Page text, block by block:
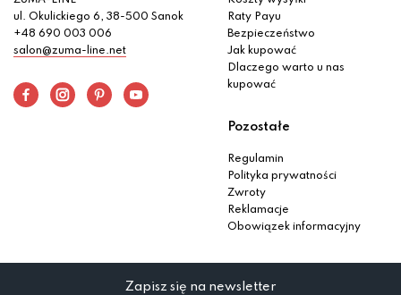
ul. Okulickiego 6, 38-500 Sanok
+48 690 003 006
salon@zuma-line.net
Raty Payu
Bezpieczeństwo
Jak kupować
Dlaczego warto u nas
kupować
Pozostałe
Regulamin
Polityka prywatności
Zwroty
Reklamacje
Obowiązek informacyjny
Zapisz się na newsletter